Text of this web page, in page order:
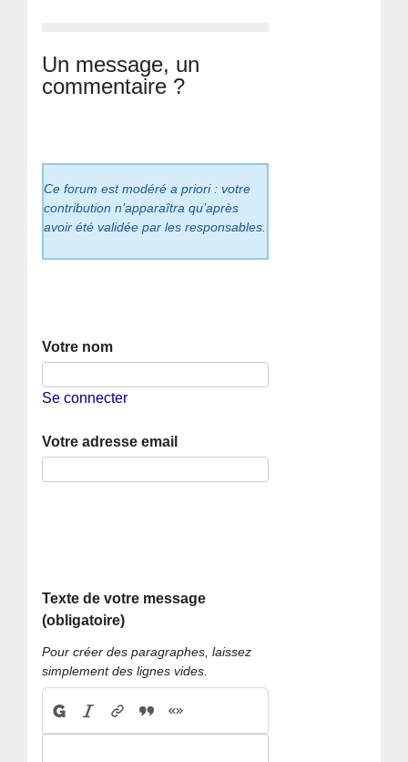
Un message, un
commentaire ?
Ce forum est modéré a priori : votre
contribution n’apparaîtra qu’après
avoir été validée par les responsables.
Votre nom
Se connecter
Votre adresse email
Texte de votre message
(obligatoire)
Pour créer des paragraphes, laissez
simplement des lignes vides.